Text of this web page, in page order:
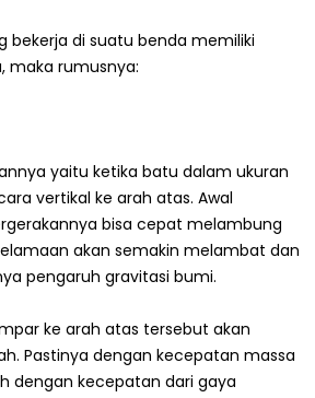
bekerja di suatu benda memiliki
maka rumusnya:
yaitu ketika batu dalam ukuran
vertikal ke arah atas. Awal
bisa cepat melambung
akan semakin melambat dan
pengaruh gravitasi bumi.
ke arah atas tersebut akan
Pastinya dengan kecepatan massa
dengan kecepatan dari gaya